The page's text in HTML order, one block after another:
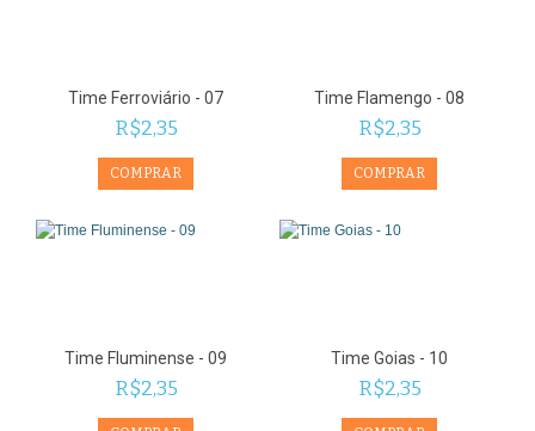
Time Ferroviário - 07
R$2,35
Time Flamengo - 08
R$2,35
Time Fluminense - 09
R$2,35
Time Goias - 10
R$2,35